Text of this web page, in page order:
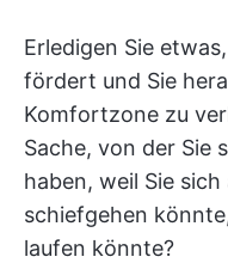
Erledigen Sie
fördert und Sie
Komfortzone zu
Sache, von der Sie
haben, weil Sie
schiefgehen
laufen könnte?